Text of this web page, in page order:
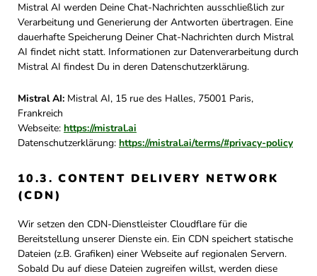
Mistral AI werden Deine Chat-Nachrichten ausschließlich zur
Verarbeitung und Generierung der Antworten übertragen. Eine
dauerhafte Speicherung Deiner Chat-Nachrichten durch Mistral
AI findet nicht statt. Informationen zur Datenverarbeitung durch
Mistral AI findest Du in deren Datenschutzerklärung.
Mistral AI: Mistral AI, 15 rue des Halles, 75001 Paris,
Frankreich
Webseite: https://mistral.ai
Datenschutzerklärung: https://mistral.ai/terms/#privacy-policy
10.3. CONTENT DELIVERY NETWORK
(CDN)
Wir setzen den CDN-Dienstleister Cloudflare für die
Bereitstellung unserer Dienste ein. Ein CDN speichert statische
Dateien (z.B. Grafiken) einer Webseite auf regionalen Servern.
Sobald Du auf diese Dateien zugreifen willst, werden diese